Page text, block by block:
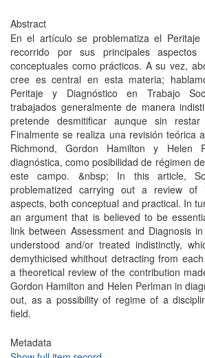
Abstract
En el artículo se problematiza el Peritaje
recorrido por sus principales aspectos
conceptuales como prácticos. A su vez,
cree es central en esta materia;
Peritaje y Diagnóstico en Trabajo
trabajados generalmente de manera
pretende desmitificar aunque sin
Finalmente se realiza una revisión teórica
Richmond, Gordon Hamilton y Helen
diagnóstica, como posibilidad de régimen
este campo. &nbsp; In this article,
problematized carrying out a review of
aspects, both conceptual and practical. In
an argument that is believed to be
link between Assessment and Diagnosis
understood and/or treated indistinctly,
demythicised whithout detracting from
a theoretical review of the contribution
Gordon Hamilton and Helen Perlman in
out, as a possibility of regime of a
field.
Metadata